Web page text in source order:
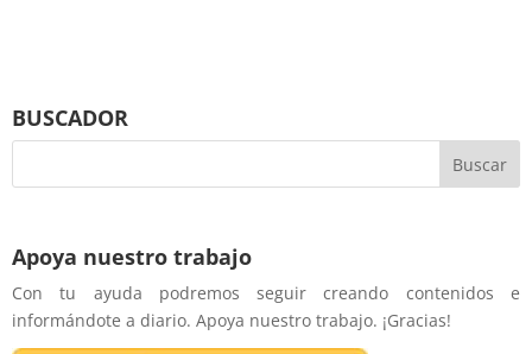
BUSCADOR
Apoya nuestro trabajo
Con tu ayuda podremos seguir creando contenidos e
informándote a diario. Apoya nuestro trabajo. ¡Gracias!